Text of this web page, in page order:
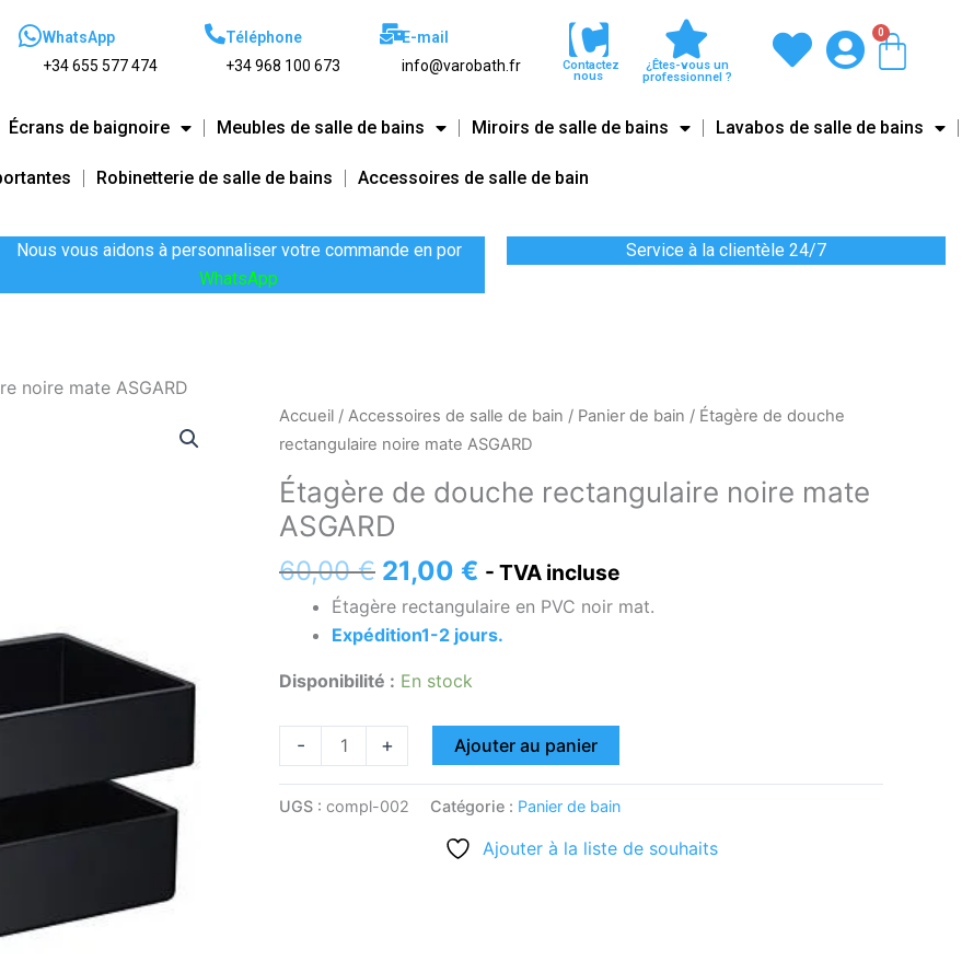
WhatsApp
+34 655 577 474
Téléphone
+34 968 100 673
E-mail
info@varobath.fr
Contactez
nous
¿Êtes-vous un
professionnel ?
0
Écrans de baignoire Meubles de salle de bains Miroirs de salle de bains Lavabos de salle de bains
Robinetterie de salle de bains Accessoires de salle de bain
Nous vous aidons à personnaliser votre commande en por
WhatsApp
Service à la clientèle 24/7
noire mate ASGARD
Accueil / Accessoires de salle de bain / Panier de bain / Étagère de douche
rectangulaire noire mate ASGARD
Étagère de douche rectangulaire noire mate
ASGARD
60,00€
Le
prix
était :
60,00 €.
21,00 €
Le
prix
est :
- TVA incluse
Étagère rectangulaire en PVC noir mat.
Expédition1-2 jours.
Disponibilité : En stock
-
quantité
de
Étagère
de
douche
rectangulaire
noire
mate
ASGARD
+ Ajouter au panier
UGS : compl-002 Catégorie : Panier de bain
Ajouter à la liste de souhaits